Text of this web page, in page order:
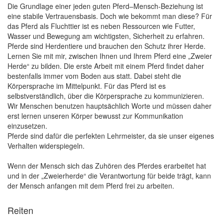
Die Grundlage einer jeden guten Pferd–Mensch-Beziehung ist
eine stabile Vertrauensbasis. Doch wie bekommt man diese? Für
das Pferd als Fluchttier ist es neben Ressourcen wie Futter,
Wasser und Bewegung am wichtigsten, Sicherheit zu erfahren.
Pferde sind Herdentiere und brauchen den Schutz ihrer Herde.
Lernen Sie mit mir, zwischen Ihnen und Ihrem Pferd eine „Zweier
Herde“ zu bilden. Die erste Arbeit mit einem Pferd findet daher
bestenfalls immer vom Boden aus statt. Dabei steht die
Körpersprache im Mittelpunkt. Für das Pferd ist es
selbstverständlich, über die Körpersprache zu kommunizieren.
Wir Menschen benutzen hauptsächlich Worte und müssen daher
erst lernen unseren Körper bewusst zur Kommunikation
einzusetzen.
Pferde sind dafür die perfekten Lehrmeister, da sie unser eigenes
Verhalten widerspiegeln.
Wenn der Mensch sich das Zuhören des Pferdes erarbeitet hat
und in der „Zweierherde“ die Verantwortung für beide trägt, kann
der Mensch anfangen mit dem Pferd frei zu arbeiten.
Reiten